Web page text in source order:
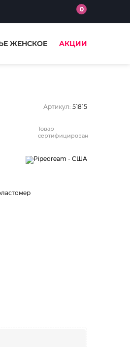
0
ЖЕНСКОЕ АКЦИИ
Артикул: 51815
Товар
сертифицирован